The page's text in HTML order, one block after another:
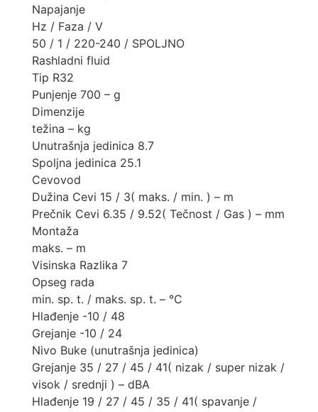
Napajanje
Hz / Faza / V
50 / 1 / 220-240 / SPOLJNO
Rashladni fluid
Tip R32
Punjenje 700 – g
Dimenzije
težina – kg
Unutrašnja jedinica 8.7
Spoljna jedinica 25.1
Cevovod
Dužina Cevi 15 / 3( maks. / min. ) – m
Prečnik Cevi 6.35 / 9.52( Tečnost / Gas ) – mm
Montaža
maks. – m
Visinska Razlika 7
Opseg rada
min. sp. t. / maks. sp. t. – °C
Hlađenje -10 / 48
Grejanje -10 / 24
Nivo Buke (unutrašnja jedinica)
Grejanje 35 / 27 / 45 / 41( nizak / super nizak /
visok / srednji ) – dBA
Hlađenje 19 / 27 / 45 / 35 / 41( spavanje /